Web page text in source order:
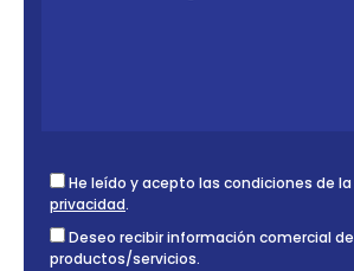
He leído y acepto las condiciones de la
privacidad.
Deseo recibir información comercial de
productos/servicios.